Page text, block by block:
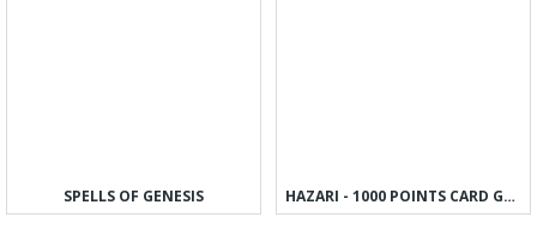
SPELLS OF GENESIS HAZARI - 1000 POINTS CARD GAME